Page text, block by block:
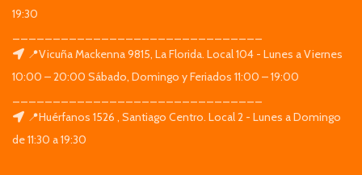
19:30
📍Vicuña Mackenna 9815, La Florida. Local 104 - Lunes a Viernes
10:00 – 20:00 Sábado, Domingo y Feriados 11:00 – 19:00
📍Huérfanos 1526 , Santiago Centro. Local 2 - Lunes a Domingo
de 11:30 a 19:30